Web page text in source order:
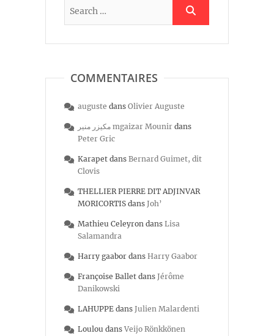
COMMENTAIRES
auguste dans Olivier Auguste
مكيزر منير mgaizar Mounir dans
Peter Gric
Karapet dans Bernard Guimet, dit
Clovis
THELLIER PIERRE DIT ADJINVAR
MORICORTIS dans Joh’
Mathieu Celeyron dans Lisa
Salamandra
Harry gaabor dans Harry Gaabor
Françoise Ballet dans Jérôme
Danikowski
LAHUPPE dans Julien Malardenti
Loulou dans Veijo Rönkkönen